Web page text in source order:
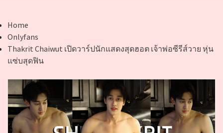
Home
Onlyfans
Thakrit Chaiwut เปิดวาร์ปนักแสดงสุดฮอต เจ้าพ่อซีรีส์วาย หุ่น
แซ่บสุดฟิน